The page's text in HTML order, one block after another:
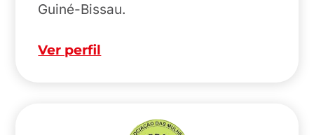
Guiné-Bissau.
Ver perfil